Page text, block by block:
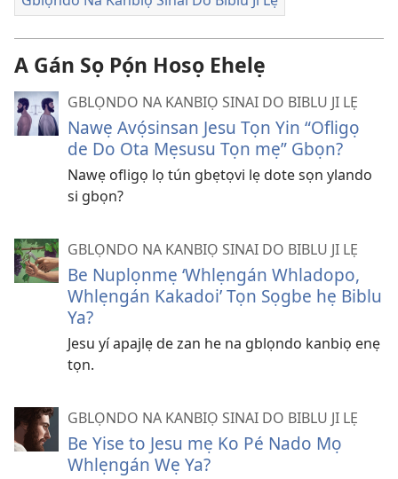
A Gán Sọ Pọ́n Hosọ Ehelẹ
GBLỌNDO NA KANBIỌ SINAI DO BIBLU JI LẸ
Nawẹ Avọ́sinsan Jesu Tọn Yin “Ofligọ
de Do Ota Mẹsusu Tọn mẹ” Gbọn?
Nawẹ ofligọ lọ tún gbẹtọvi lẹ dote sọn ylando
si gbọn?
GBLỌNDO NA KANBIỌ SINAI DO BIBLU JI LẸ
Be Nuplọnmẹ ‘Whlẹngán Whladopo,
Whlẹngán Kakadoi’ Tọn Sọgbe hẹ Biblu
Ya?
Jesu yí apajlẹ de zan he na gblọndo kanbiọ enẹ
tọn.
GBLỌNDO NA KANBIỌ SINAI DO BIBLU JI LẸ
Be Yise to Jesu mẹ Ko Pé Nado Mọ
Whlẹngán Wẹ Ya?